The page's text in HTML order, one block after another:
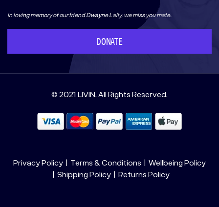
In loving memory of our friend Dwayne Lally, we miss you mate.
DONATE
© 2021 LIVIN. All Rights Reserved.
Privacy Policy Terms & Conditions
Wellbeing Policy
Shipping Policy
Returns Policy